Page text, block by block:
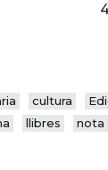
cultura
llibres nota